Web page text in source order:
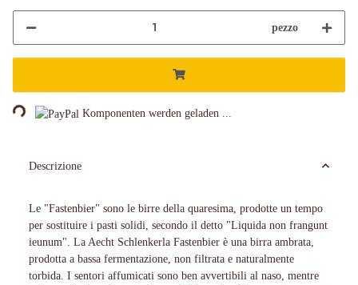
pezzo
Komponenten werden geladen ...
Descrizione
Le "Fastenbier" sono le birre della quaresima, prodotte un tempo
per sostituire i pasti solidi, secondo il detto "Liquida non frangunt
ieunum". La Aecht Schlenkerla Fastenbier è una birra ambrata,
prodotta a bassa fermentazione, non filtrata e naturalmente
torbida. I sentori affumicati sono ben avvertibili al naso, mentre